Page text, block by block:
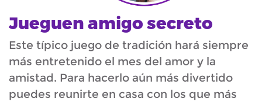
Jueguen amigo secreto
Este típico juego de tradición hará siempre
más entretenido el mes del amor y la
amistad. Para hacerlo aún más divertido
puedes reunirte en casa con los que más